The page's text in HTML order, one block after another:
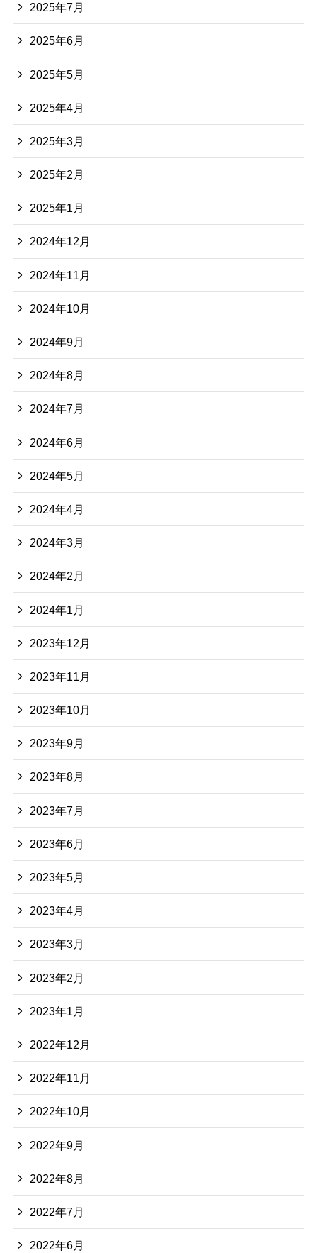
2025年7月
2025年6月
2025年5月
2025年4月
2025年3月
2025年2月
2025年1月
2024年12月
2024年11月
2024年10月
2024年9月
2024年8月
2024年7月
2024年6月
2024年5月
2024年4月
2024年3月
2024年2月
2024年1月
2023年12月
2023年11月
2023年10月
2023年9月
2023年8月
2023年7月
2023年6月
2023年5月
2023年4月
2023年3月
2023年2月
2023年1月
2022年12月
2022年11月
2022年10月
2022年9月
2022年8月
2022年7月
2022年6月